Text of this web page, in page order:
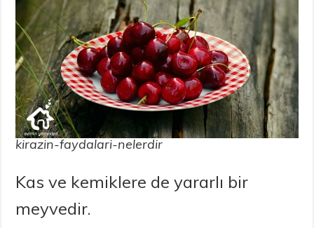
kirazin-faydalari-nelerdir
Kas ve kemiklere de yararlı bir
meyvedir.